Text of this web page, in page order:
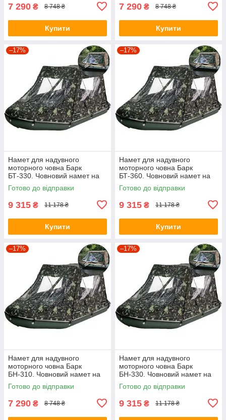
7 290 ₴ 8 748 ₴
Купити
7 290 ₴ 8 748 ₴
Купити
–17%
Намет для надувного
моторного човна Барк
БТ-330. Човновий намет на
човен Bark BT-330;
Готово до відправки
9 315 ₴ 11 178 ₴
Купити
–17%
Намет для надувного
моторного човна Барк
БТ-360. Човновий намет на
човен Bark BT-360;
Готово до відправки
9 315 ₴ 11 178 ₴
Купити
–17%
Намет для надувного
моторного човна Барк
БН-310. Човновий намет на
човен Bark BN-310;
Готово до відправки
7 290 ₴ 8 748 ₴
–17%
Намет для надувного
моторного човна Барк
БН-330. Човновий намет на
човен Bark BN-330;
Готово до відправки
9 315 ₴ 11 178 ₴